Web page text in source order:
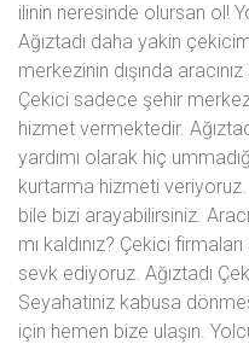
ilinin neresinde olursan ol!
Ağıztadı daha yakin
merkezinin dışında
Çekici sadece şehir
hizmet vermektedir.
yardımı olarak hiç
kurtarma hizmeti
bile bizi arayabilirsiniz.
mı kaldınız? Çekici
sevk ediyoruz. Ağıztadı
Seyahatiniz kabusa
için hemen bize ulaşın.